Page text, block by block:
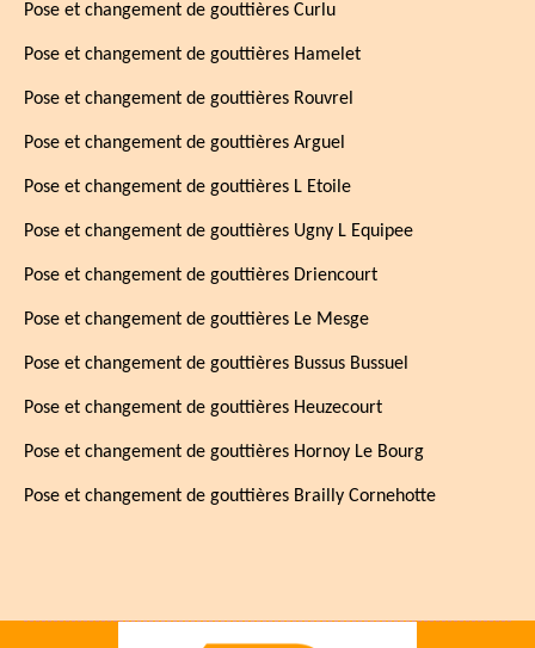
Pose et changement de gouttières Curlu
Pose et changement de gouttières Hamelet
Pose et changement de gouttières Rouvrel
Pose et changement de gouttières Arguel
Pose et changement de gouttières L Etoile
Pose et changement de gouttières Ugny L Equipee
Pose et changement de gouttières Driencourt
Pose et changement de gouttières Le Mesge
Pose et changement de gouttières Bussus Bussuel
Pose et changement de gouttières Heuzecourt
Pose et changement de gouttières Hornoy Le Bourg
Pose et changement de gouttières Brailly Cornehotte